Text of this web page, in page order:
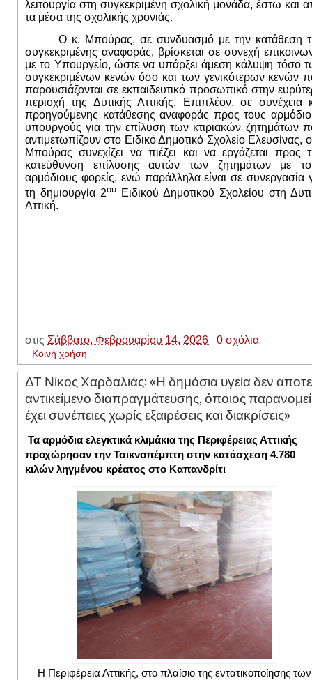
λειτουργία στη συγκεκριμένη σχολική μονάδα, έστω και
τα μέσα της σχολικής χρονιάς.
Ο κ. Μπούρας, σε συνδυασμό με την κατάθεση
συγκεκριμένης αναφοράς, βρίσκεται σε συνεχή
με το Υπουργείο, ώστε να υπάρξει άμεση κάλυψη τόσο
συγκεκριμένων κενών όσο και των γενικότερων κενών
παρουσιάζονται σε εκπαιδευτικό προσωπικό στην
περιοχή της Δυτικής Αττικής.
Επιπλέον, σε συνέχεια
προηγούμενης κατάθεσης αναφοράς προς τους
υπουργούς για την επίλυση των κτιριακών ζητημάτων
αντιμετωπίζουν στο Ειδικό Δημοτικό Σχολείο Ελευσίνας,
Μπούρας συνεχίζει να πιέζει και να εργάζεται προς
κατεύθυνση επίλυσης αυτών των ζητημάτων με
αρμόδιους φορείς, ενώ παράλληλα είναι σε συνεργασία
τη δημιουργία 2ου Ειδικού Δημοτικού Σχολείου στη
Αττική.
στις Σάββατο, Φεβρουαρίου 14, 2026 0 σχόλια
Κοινή χρήση
ΔΤ Νίκος Χαρδαλιάς: «Η δημόσια υγεία δεν
αντικείμενο διαπραγμάτευσης, όποιος
έχει συνέπειες χωρίς εξαιρέσεις και διακρίσεις»
Τα αρμόδια ελεγκτικά κλιμάκια της Περιφέρειας Αττικής
προχώρησαν την Τσικνοπέμπτη στην κατάσχεση 4.780
κιλών ληγμένου κρέατος στο Καπανδρίτι
Η Περιφέρεια Αττικής, στο πλαίσιο της εντατικοποίησης των